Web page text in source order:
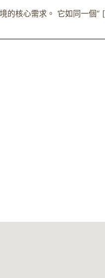
的核心需求。 它如同一個“